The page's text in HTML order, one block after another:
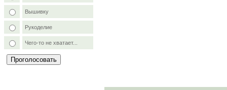
Вышивку
Рукоделие
Чего-то не хватает...